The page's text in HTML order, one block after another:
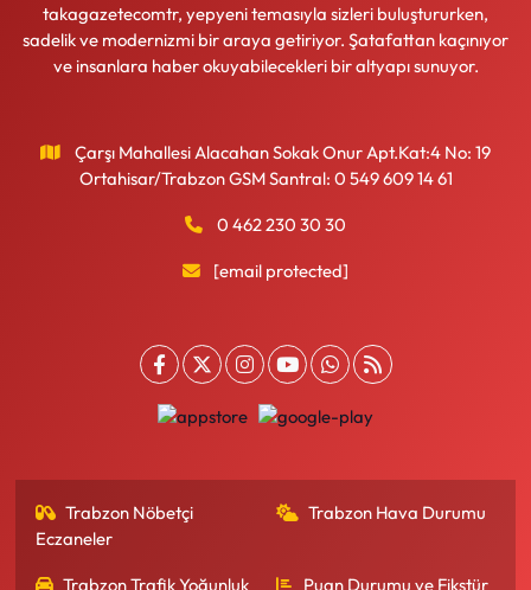
takagazetecomtr, yepyeni temasıyla sizleri buluştururken,
sadelik ve modernizmi bir araya getiriyor. Şatafattan kaçınıyor
ve insanlara haber okuyabilecekleri bir altyapı sunuyor.
Çarşı Mahallesi Alacahan Sokak Onur Apt.Kat:4 No: 19
Ortahisar/Trabzon GSM Santral: 0 549 609 14 61
0 462 230 30 30
[email protected]
Trabzon Nöbetçi
Eczaneler
Trabzon Hava Durumu
Trabzon Trafik Yoğunluk Puan Durumu ve Fikstür